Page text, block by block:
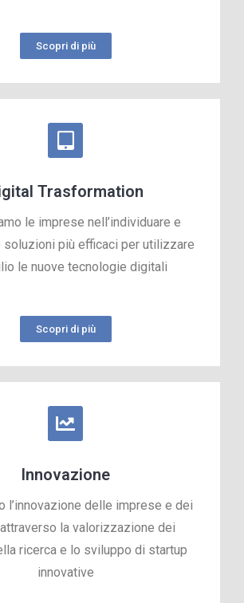
Scopri di più
Trasformation
le imprese nell’individuare e
soluzioni più efficaci per utilizzare
le nuove tecnologie digitali
Scopri di più
Innovazione
l’innovazione delle imprese e dei
la valorizzazione dei
ricerca e lo sviluppo di startup
innovative